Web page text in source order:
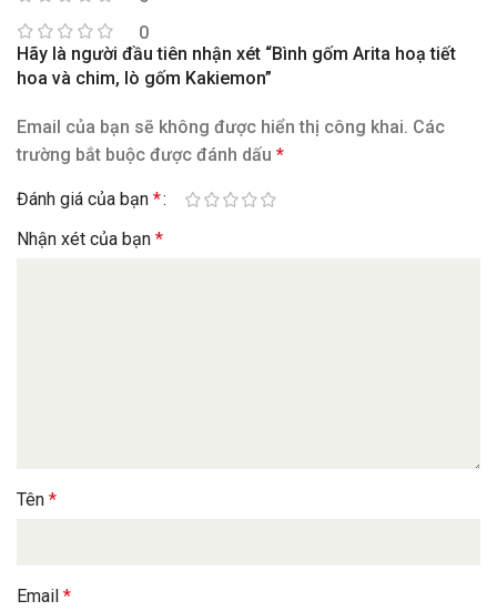
0
Hãy là người đầu tiên nhận xét “Bình gốm Arita hoạ tiết
hoa và chim, lò gốm Kakiemon”
Email của bạn sẽ không được hiển thị công khai. Các
trường bắt buộc được đánh dấu*
Đánh giá của bạn*
Nhận xét của bạn*
Tên*
Email*